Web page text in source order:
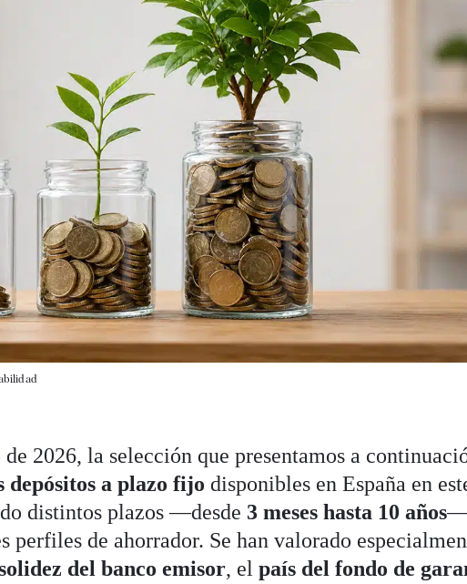
2026, la selección que presentamos a
depósitos a plazo fijo disponibles en España en
distintos plazos —desde 3 meses hasta 10 años—
perfiles de ahorrador. Se han valorado
del banco emisor, elpaís del fondo de